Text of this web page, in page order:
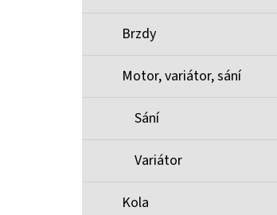
Brzdy
Motor, variátor, sání
Sání
Variátor
Kola